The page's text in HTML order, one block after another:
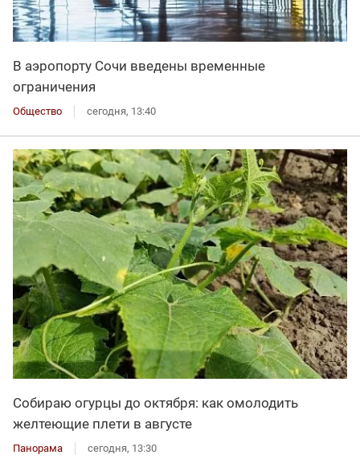
В аэропорту Сочи введены временные
ограничения
Общество сегодня, 13:40
Собираю огурцы до октября: как омолодить
желтеющие плети в августе
Панорама сегодня, 13:30